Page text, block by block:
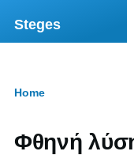
Skip to main content
Steges
Home
Φθηνή